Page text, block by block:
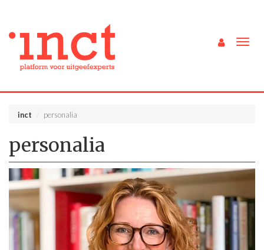
inct personalia
personalia